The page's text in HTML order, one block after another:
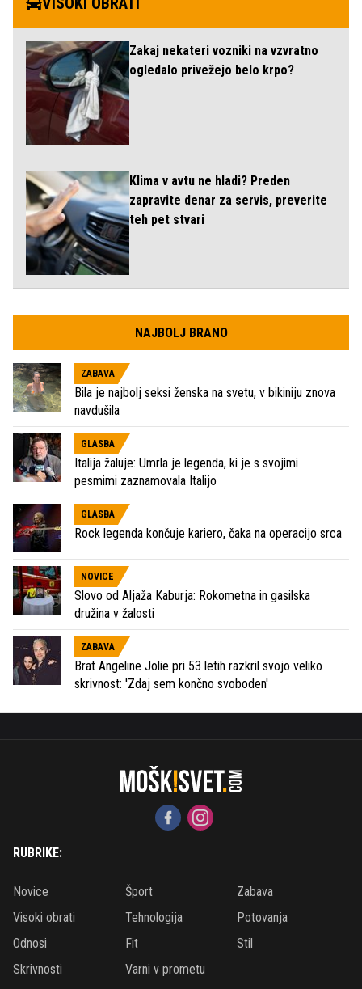
Zakaj nekateri vozniki na vzvratno
ogledalo privežejo belo krpo?
Klima v avtu ne hladi? Preden
zapravite denar za servis, preverite
teh pet stvari
NAJBOLJ BRANO
ZABAVA
Bila je najbolj seksi ženska na svetu, v bikiniju znova
navdušila
GLASBA
Italija žaluje: Umrla je legenda, ki je s svojimi
pesmimi zaznamovala Italijo
GLASBA
Rock legenda končuje kariero, čaka na operacijo srca
NOVICE
Slovo od Aljaža Kaburja: Rokometna in gasilska
družina v žalosti
ZABAVA
Brat Angeline Jolie pri 53 letih razkril svojo veliko
skrivnost: 'Zdaj sem končno svoboden'
RUBRIKE:
Novice Šport
Zabava
Visoki obrati
Tehnologija
Potovanja
Odnosi
Fit
Stil
Skrivnosti
Varni v prometu